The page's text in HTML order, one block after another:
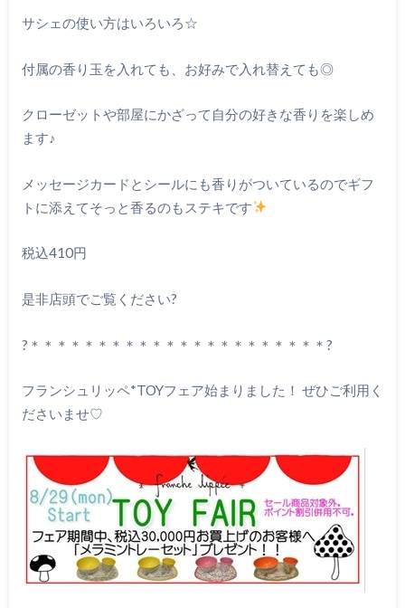
サシェの使い方はいろいろ☆
付属の香り玉を入れても、お好みで入れ替えても◎
クローゼットや部屋にかざって自分の好きな香りを楽しめ
ます♪
メッセージカードとシールにも香りがついているのでギフ
トに添えてそっと香るのもステキです
税込410円
是非店頭でご覧ください?
?＊＊＊＊＊＊＊＊＊＊＊＊＊＊＊＊＊＊＊＊＊＊?
フランシュリッペ*TOYフェア始まりました！ ぜひご利用く
ださいませ♡